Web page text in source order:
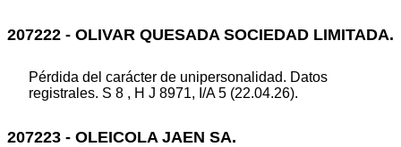
207222 - OLIVAR QUESADA SOCIEDAD LIMITADA.
Pérdida del carácter de unipersonalidad. Datos
registrales. S 8 , H J 8971, I/A 5 (22.04.26).
207223 - OLEICOLA JAEN SA.